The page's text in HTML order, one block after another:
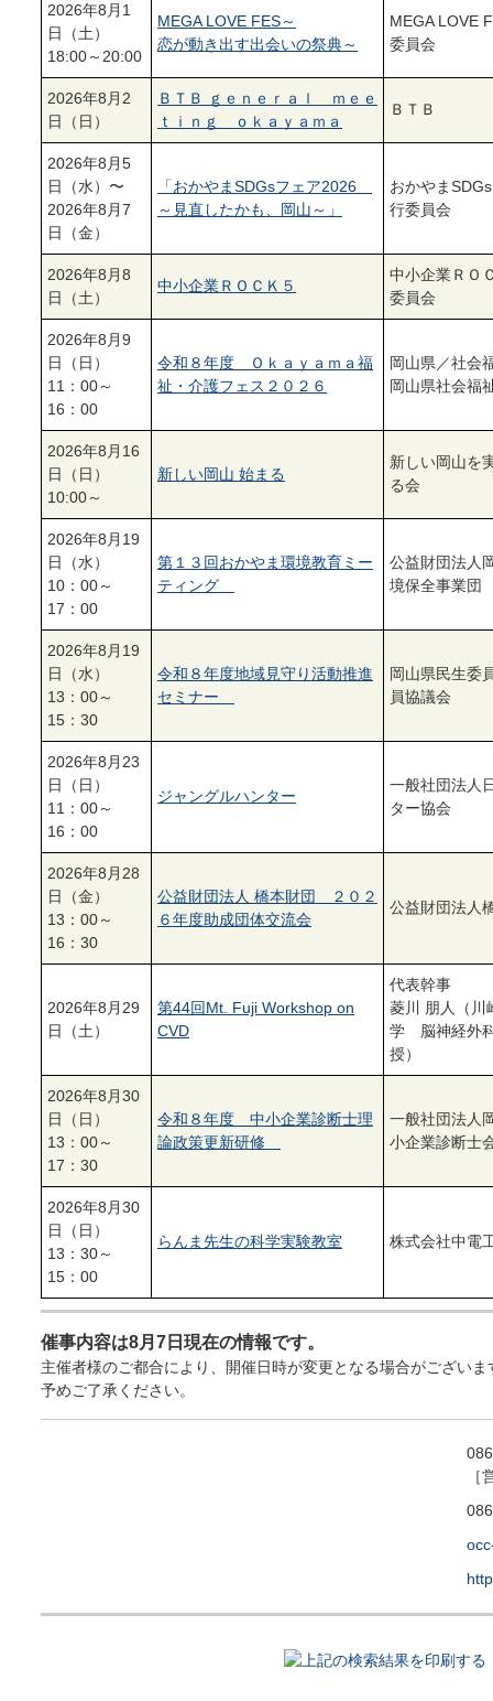
2026年8月1
日（土）
18:00～20:00
MEGA LOVE FES～
恋が動き出す出会いの祭典～
MEGA LOVE
委員会
2026年8月2
日（日）
ＢＴＢ ｇｅｎｅｒａｌ ｍｅｅ
ｔｉｎｇ ｏｋａｙａｍａ
ＢＴＢ
2026年8月5
日（水）〜
2026年8月7
日（金）
「おかやまSDGsフェア2026
～見直したかも、岡山～」
おかやま
行委員会
2026年8月8
日（土）
中小企業ＲＯＣＫ５
中小企業ＲＯ
委員会
2026年8月9
日（日）
11：00～
16：00
令和８年度 Ｏｋａｙａｍａ福
祉・介護フェス２０２６
岡山県／社会
岡山県社会福
2026年8月16
日（日）
10:00～
新しい岡山 始まる
新しい岡山を
る会
2026年8月19
日（水）
10：00～
17：00
第１３回おかやま環境教育ミー
ティング
公益財団法人
境保全事業団
2026年8月19
日（水）
13：00～
15：30
令和８年度地域見守り活動推進
セミナー
岡山県民生委
員協議会
2026年8月23
日（日）
11：00～
16：00
ジャングルハンター
一般社団法人
ター協会
2026年8月28
日（金）
13：00～
16：30
公益財団法人 橋本財団 ２０２
６年度助成団体交流会
公益財団法人
2026年8月29
日（土）
第44回Mt. Fuji Workshop on
CVD
代表幹事
菱川 朋人（川
学 脳神経外
授）
2026年8月30
日（日）
13：00～
17：30
令和８年度 中小企業診断士理
論政策更新研修
一般社団法人
小企業診断士
2026年8月30
日（日）
13：30～
15：00
らんま先生の科学実験教室 株式会社中電
催事内容は8月7日現在の情報です。
主催者様のご都合により、開催日時が変更となる場合がございま
予めご了承ください。